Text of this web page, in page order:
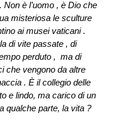
è l’uomo , è Dio che
misteriosa le sculture
ai musei vaticani .
di vite passate , di
perduto , ma di
che vengono da altre
. È il collegio delle
e lindo, ma carico di un
qualche parte, la vita ?